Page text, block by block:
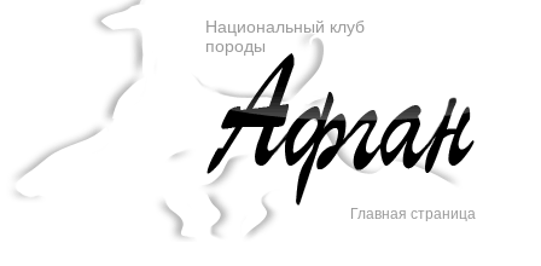
Национальный клуб
породы
Главная страница